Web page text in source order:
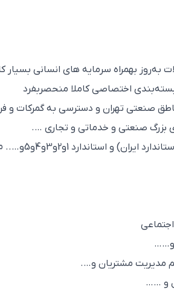
به‌روز بهمراه سرمایه های انسانی
اختصاصی کاملا منحصربفرد
صنعتی تهران و دسترسی به گمرکات و
بزرگ صنعتی و خدماتی و تجاری ….
و استاندارد 1و2و3و4و5و….. م .م
و……
و ……